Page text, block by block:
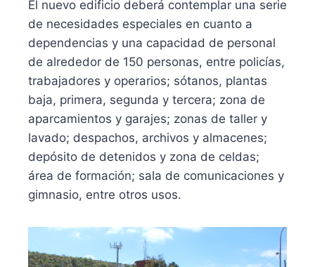
El nuevo edificio deberá contemplar una serie
de necesidades especiales en cuanto a
dependencias y una capacidad de personal
de alrededor de 150 personas, entre policías,
trabajadores y operarios; sótanos, plantas
baja, primera, segunda y tercera; zona de
aparcamientos y garajes; zonas de taller y
lavado; despachos, archivos y almacenes;
depósito de detenidos y zona de celdas;
área de formación; sala de comunicaciones y
gimnasio, entre otros usos.